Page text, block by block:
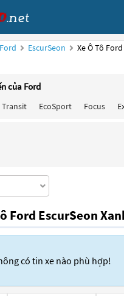
EscurSeon
Xe Ô Tô
của Ford
Transit EcoSport Focus
Ford EscurSeon
có tin xe nào phù hợp!